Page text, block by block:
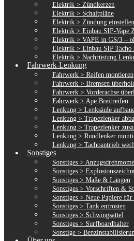
Elektrik > Zündkerzen
Elektrik > Schaltpläne
Elektrik > Zündung einstellen
Elektrik > Einbau SIP-Vape
Elektrik > VAPE in GS/3 –
Elektrik > Einbau SIP Tacho
Elektrik > Nachrüstung
Fahrwerk-Lenkung
Fahrwerk > Reifen montieren
Fahrwerk > Bremsen
Fahrwerk > Vorderachse
Fahrwerk > Ape Breitreifen
Lenkung > Lenksäule
Lenkung > Trapezlenker
Lenkung > Trapezlenker
Lenkung > Rundlenker
Lenkung > Tachoantrieb
Sonstiges
Sonstiges >
Sonstiges >
Sonstiges > Maße & Längen
Sonstiges > Vorschriften &
Sonstiges > Neue Papiere
Sonstiges > Tank entrosten
Sonstiges > Schwingsattel
Sonstiges > Surfboardhalter
Sonstige >